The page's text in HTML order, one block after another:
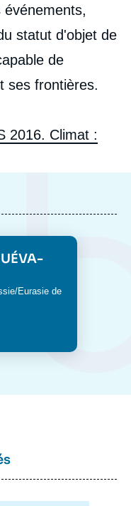
événements,
statut d'objet de
de
ses frontières.
2016. Climat :
Eurasie de